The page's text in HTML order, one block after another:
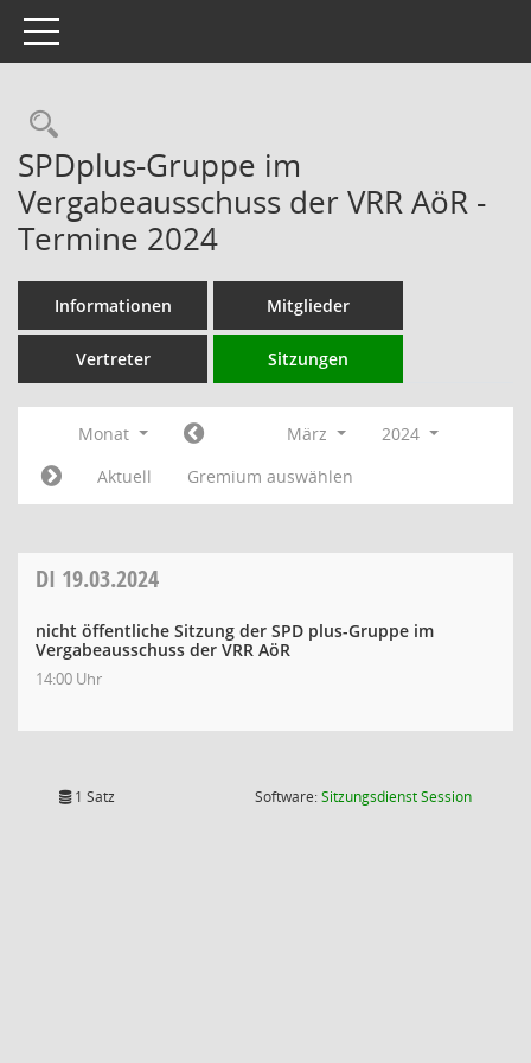
Toggle navigation
Rechercheauswahl
SPDplus-Gruppe im
Vergabeausschuss der VRR AöR -
Termine 2024
Informationen Mitglieder
Vertreter Sitzungen
Monat März
2024
Aktuell
Gremium auswählen
DI 19.03.2024
nicht öffentliche Sitzung der SPD plus-Gruppe im
Vergabeausschuss der VRR AöR
14:00 Uhr
1 Satz Software:SitzungsdienstSession(Wird in